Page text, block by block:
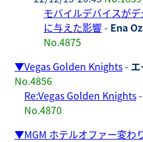
モバイルデバイスが
に与えた影響- Ena
No.4875
▼Vegas Golden Knights-
No.4856
Re:Vegas Golden Knights-
No.4870
▼MGM ホテルオファー変わ